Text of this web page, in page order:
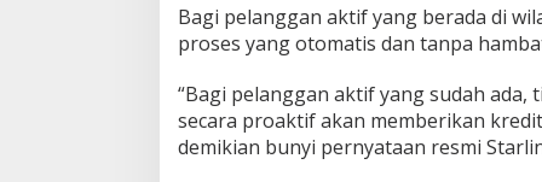
Bagi pelanggan aktif yang berada di
proses yang otomatis dan tanpa
“Bagi pelanggan aktif yang sudah ada,
secara proaktif akan memberikan
demikian bunyi pernyataan resmi